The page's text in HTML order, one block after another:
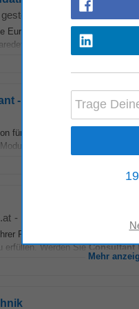
gestern
AG zu besetzen. Als
Rechenzentrums-
Mehr
- Finance (m/w/d)
für alle Themen rund um SAP
SD und MM: Du sorgst
Mehr
-
Projektpartner*innen und ihrer
erfüllen. Werden SieConsultant
Mehr